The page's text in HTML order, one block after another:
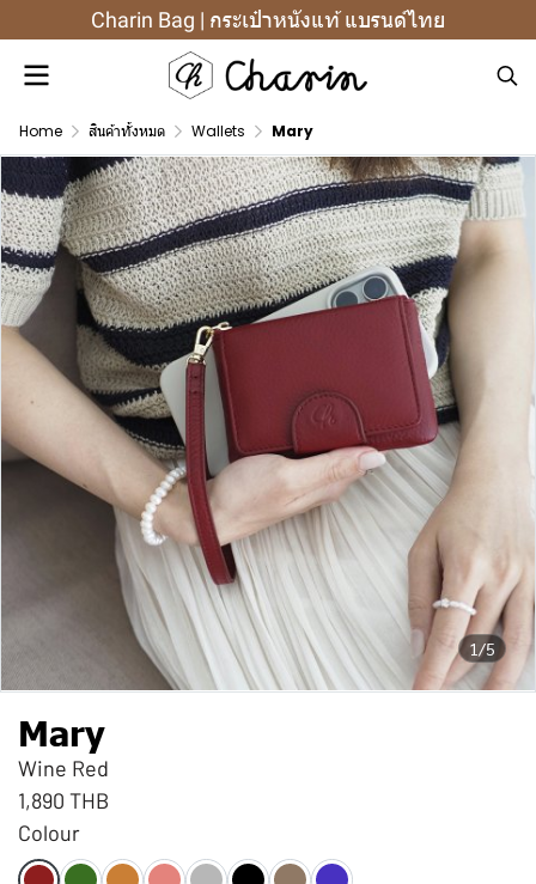
Charin Bag | กระเป๋าหนังแท้ แบรนด์ไทย
Home สินค้าทั้งหมด Wallets Mary
1/5
Mary
Wine Red
1,890 THB
Colour